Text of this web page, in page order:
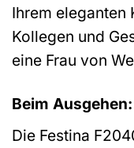
Ihrem eleganten
Kollegen und
eine Frau von
Beim
Die Festina